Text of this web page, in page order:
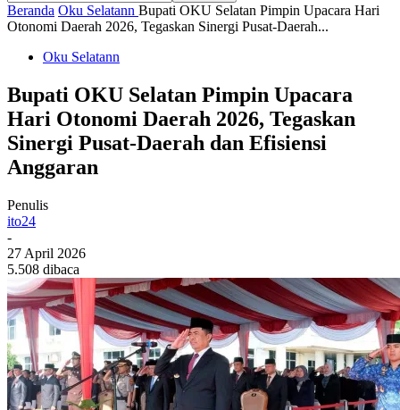
Beranda Oku Selatann Bupati OKU Selatan Pimpin Upacara Hari
Otonomi Daerah 2026, Tegaskan Sinergi Pusat-Daerah...
Oku Selatann
Bupati OKU Selatan Pimpin Upacara
Hari Otonomi Daerah 2026, Tegaskan
Sinergi Pusat-Daerah dan Efisiensi
Anggaran
Penulis
ito24
-
27 April 2026
5.508 dibaca